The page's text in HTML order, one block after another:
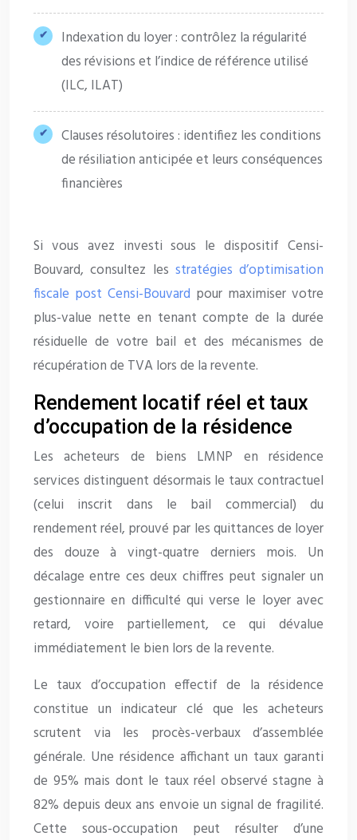
Indexation du loyer : contrôlez la régularité
des révisions et l’indice de référence utilisé
(ILC, ILAT)
Clauses résolutoires : identifiez les conditions
de résiliation anticipée et leurs conséquences
financières
Si vous avez investi sous le dispositif Censi-
Bouvard, consultez les stratégies d’optimisation
fiscale post Censi-Bouvard pour maximiser votre
plus-value nette en tenant compte de la durée
résiduelle de votre bail et des mécanismes de
récupération de TVA lors de la revente.
Rendement locatif réel et taux
d’occupation de la résidence
Les acheteurs de biens LMNP en résidence
services distinguent désormais le taux contractuel
(celui inscrit dans le bail commercial) du
rendement réel, prouvé par les quittances de loyer
des douze à vingt-quatre derniers mois. Un
décalage entre ces deux chiffres peut signaler un
gestionnaire en difficulté qui verse le loyer avec
retard, voire partiellement, ce qui dévalue
immédiatement le bien lors de la revente.
Le taux d’occupation effectif de la résidence
constitue un indicateur clé que les acheteurs
scrutent via les procès-verbaux d’assemblée
générale. Une résidence affichant un taux garanti
de 95% mais dont le taux réel observé stagne à
82% depuis deux ans envoie un signal de fragilité.
Cette sous-occupation peut résulter d’une